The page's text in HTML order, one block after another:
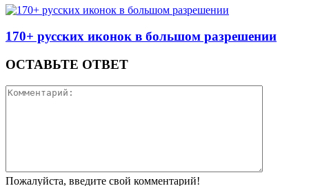
170+ русских иконок в большом разрешении
ОСТАВЬТЕ ОТВЕТ
Пожалуйста, введите свой комментарий!